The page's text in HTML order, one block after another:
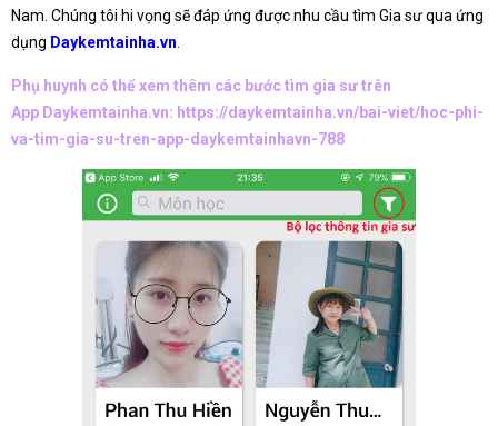
Nam. Chúng tôi hi vọng sẽ đáp ứng được nhu cầu tìm Gia sư qua ứng
dụng Daykemtainha.vn
Phụ huynh có thể xem thêm các bước tìm gia sư trên
App Daykemtainha.vn: https://daykemtainha.vn/bai-viet/hoc-phi-
va-tim-gia-su-tren-app-daykemtainhavn-788